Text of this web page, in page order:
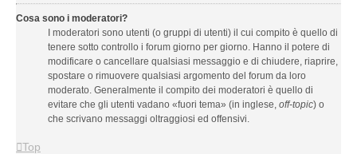
Cosa sono i moderatori?
I moderatori sono utenti (o gruppi di utenti) il cui compito è quello di
tenere sotto controllo i forum giorno per giorno. Hanno il potere di
modificare o cancellare qualsiasi messaggio e di chiudere, riaprire,
spostare o rimuovere qualsiasi argomento del forum da loro
moderato. Generalmente il compito dei moderatori è quello di
evitare che gli utenti vadano «fuori tema» (in inglese, off-topic) o
che scrivano messaggi oltraggiosi ed offensivi.
Top